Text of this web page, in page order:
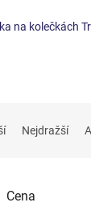
na kolečkách
Nejdražší
Cena